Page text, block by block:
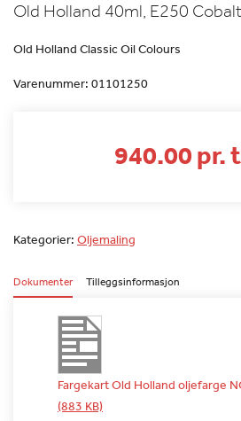
Old Holland 40ml, E250
Old Holland Classic Oil Colours
Varenummer: 01101250
940.00 pr.
Kategorier: Oljemaling
Dokumenter Tilleggsinformasjon
Fargekart Old Holland oljefarge
(883 KB)